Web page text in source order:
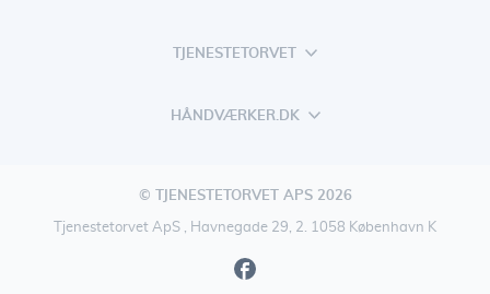
TJENESTETORVET
HÅNDVÆRKER.DK
© TJENESTETORVET APS 2026
Tjenestetorvet ApS , Havnegade 29, 2. 1058 København K